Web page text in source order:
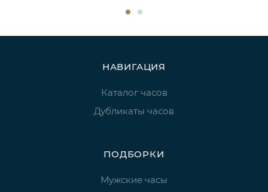
НАВИГАЦИЯ
Каталог часов
Дубликаты часов
ПОДБОРКИ
Мужские часы